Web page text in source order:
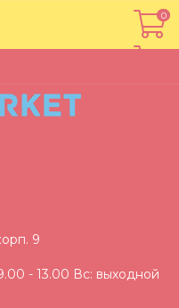
9
- 13.00 Вс: выходной
0
0